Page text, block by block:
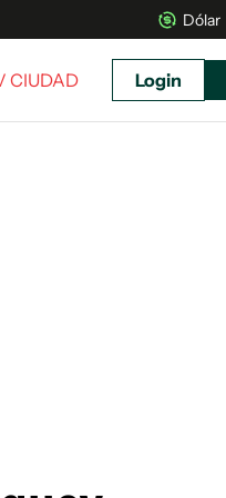
Dólar
CIUDAD Login